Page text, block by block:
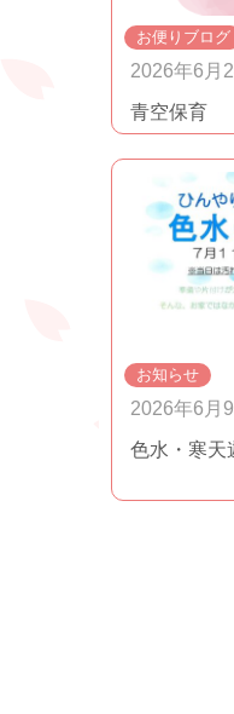
お便りブログ
2026年6月
青空保育
お知らせ
2026年6月9
色水・寒天